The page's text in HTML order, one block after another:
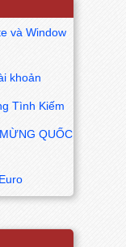
và Window
khoản
Tình Kiếm
QUỐC